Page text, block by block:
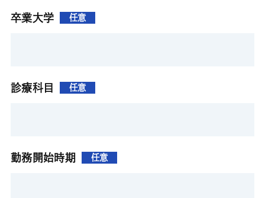
卒業大学 任意
診療科目 任意
勤務開始時期 任意